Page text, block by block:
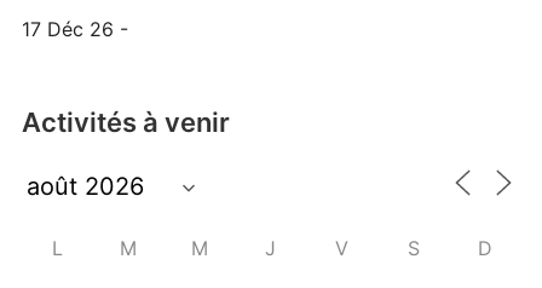
17 Déc 26 -
Activités à venir
L M M J V S D